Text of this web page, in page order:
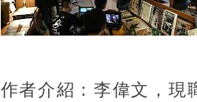
作者介紹：李偉文，現